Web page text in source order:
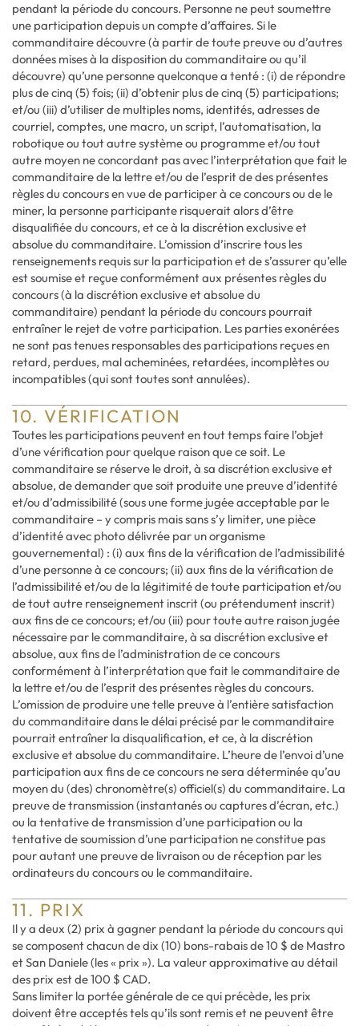
pendant la période du concours. Personne ne peut soumettre
une participation depuis un compte d’affaires. Si le
commanditaire découvre (à partir de toute preuve ou d’autres
données mises à la disposition du commanditaire ou qu’il
découvre) qu’une personne quelconque a tenté : (i) de répondre
plus de cinq (5) fois; (ii) d’obtenir plus de cinq (5) participations;
et/ou (iii) d’utiliser de multiples noms, identités, adresses de
courriel, comptes, une macro, un script, l’automatisation, la
robotique ou tout autre système ou programme et/ou tout
autre moyen ne concordant pas avec l’interprétation que fait le
commanditaire de la lettre et/ou de l’esprit de des présentes
règles du concours en vue de participer à ce concours ou de le
miner, la personne participante risquerait alors d’être
disqualifiée du concours, et ce à la discrétion exclusive et
absolue du commanditaire. L’omission d’inscrire tous les
renseignements requis sur la participation et de s’assurer qu’elle
est soumise et reçue conformément aux présentes règles du
concours (à la discrétion exclusive et absolue du
commanditaire) pendant la période du concours pourrait
entraîner le rejet de votre participation. Les parties exonérées
ne sont pas tenues responsables des participations reçues en
retard, perdues, mal acheminées, retardées, incomplètes ou
incompatibles (qui sont toutes sont annulées).
10. VÉRIFICATION
Toutes les participations peuvent en tout temps faire l’objet
d’une vérification pour quelque raison que ce soit. Le
commanditaire se réserve le droit, à sa discrétion exclusive et
absolue, de demander que soit produite une preuve d’identité
et/ou d’admissibilité (sous une forme jugée acceptable par le
commanditaire – y compris mais sans s’y limiter, une pièce
d’identité avec photo délivrée par un organisme
gouvernemental) : (i) aux fins de la vérification de l’admissibilité
d’une personne à ce concours; (ii) aux fins de la vérification de
l’admissibilité et/ou de la légitimité de toute participation et/ou
de tout autre renseignement inscrit (ou prétendument inscrit)
aux fins de ce concours; et/ou (iii) pour toute autre raison jugée
nécessaire par le commanditaire, à sa discrétion exclusive et
absolue, aux fins de l’administration de ce concours
conformément à l’interprétation que fait le commanditaire de
la lettre et/ou de l’esprit des présentes règles du concours.
L’omission de produire une telle preuve à l’entière satisfaction
du commanditaire dans le délai précisé par le commanditaire
pourrait entraîner la disqualification, et ce, à la discrétion
exclusive et absolue du commanditaire. L’heure de l’envoi d’une
participation aux fins de ce concours ne sera déterminée qu’au
moyen du (des) chronomètre(s) officiel(s) du commanditaire. La
preuve de transmission (instantanés ou captures d’écran, etc.)
ou la tentative de transmission d’une participation ou la
tentative de soumission d’une participation ne constitue pas
pour autant une preuve de livraison ou de réception par les
ordinateurs du concours ou le commanditaire.
11. PRIX
Il y a deux (2) prix à gagner pendant la période du concours qui
se composent chacun de dix (10) bons-rabais de 10 $ de Mastro
et San Daniele (les « prix »). La valeur approximative au détail
des prix est de 100 $ CAD.
Sans limiter la portée générale de ce qui précède, les prix
doivent être acceptés tels qu’ils sont remis et ne peuvent être